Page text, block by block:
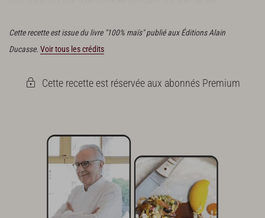
Cette recette est issue du livre "100% maïs" publié aux Éditions Alain
Ducasse. Voir tous les crédits
Cette recette est réservée aux abonnés Premium